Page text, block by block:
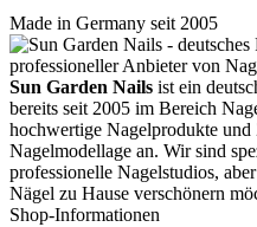
Made in Germany seit 2005
Sun Garden Nails ist ein
bereits seit 2005 im Bereich
hochwertige Nagelprodukte
Nagelmodellage an. Wir sind
professionelle Nagelstudios,
Nägel zu Hause verschönern
Shop-Informationen